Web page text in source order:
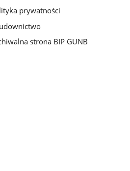
prywatności
strona BIP GUNB